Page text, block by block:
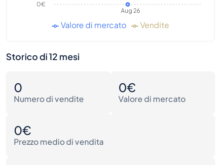
Aug 26
0€
Valore di mercato Vendite
Storico di 12 mesi
0
Numero di vendite
0€
Valore di mercato
0€
Prezzo medio di vendita